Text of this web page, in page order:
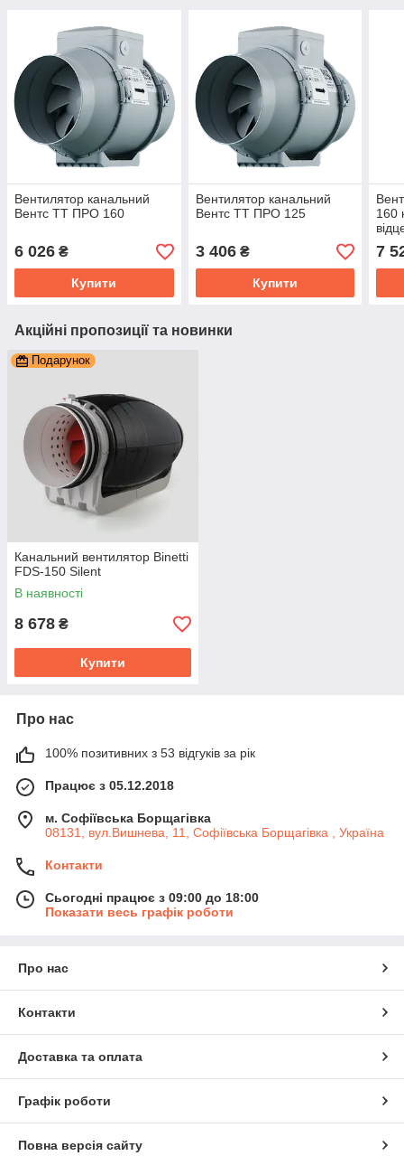
Вентилятор канальний
Вентс ТТ ПРО 160
6 026 ₴
Купити
Вентилятор канальний
Вентс ТТ ПРО 125
3 406₴
Купити
160
7
Акційні пропозиції та новинки
Подарунок
Канальний вентилятор Binetti
FDS-150 Silent
В наявності
8 678 ₴
Купити
Про нас
100% позитивних з 53 відгуків за рік
Працює з 05.12.2018
м. Софіївська Борщагівка
08131, вул.Вишнева, 11, Софіївська Борщагівка , Україна
Контакти
Сьогодні працює з 09:00 до 18:00
Показати весь графік роботи
Про нас
Контакти
Доставка та оплата
Графік роботи
Повна версія сайту